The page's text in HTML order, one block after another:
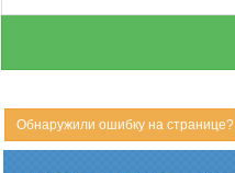
Обнаружили ошибку на странице?